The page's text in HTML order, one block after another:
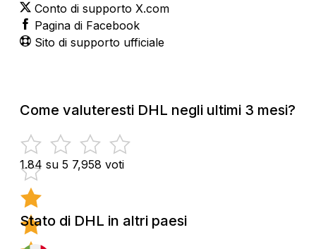
Conto di supporto X.com
Pagina di Facebook
Sito di supporto ufficiale
Come valuteresti DHL negli ultimi 3 mesi?
1.84 su 5 7,958 voti
Stato di DHL in altri paesi